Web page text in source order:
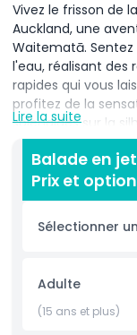
Vivez le frisson de
Auckland, une
Waitematā.
l'eau, réalisant des
rapides qui vous
profitez de la
splendides sur la
Harbour Bridge et
d'aventure et de
habile navigue à
sûre tout en
Aventure à
Lire la suite
Balade en
Prix et
Sélectionner
Adulte
(15 ans et plus)